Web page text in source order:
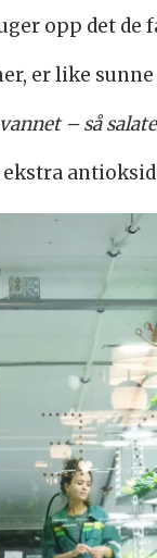
opp det de
er like
– så